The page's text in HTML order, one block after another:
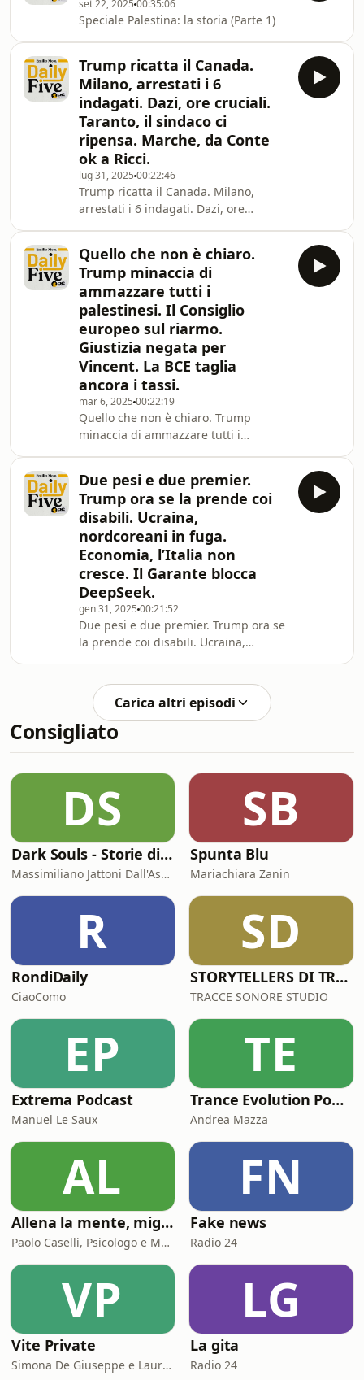
set 22, 2025 00:35:06
Speciale Palestina: la storia (Parte 1)
Trump ricatta il Canada.
Milano, arrestati i 6
indagati. Dazi, ore cruciali.
Taranto, il sindaco ci
ripensa. Marche, da Conte
ok a Ricci.
lug 31, 2025 00:22:46
Trump ricatta il Canada. Milano,
arrestati i 6 indagati. Dazi, ore
condotta, si cambia.Iveco va agli
indiani.Saluti.
Quello che non è chiaro.
Trump minaccia di
ammazzare tutti i
palestinesi. Il Consiglio
europeo sul riarmo.
Giustizia negata per
Vincent. La BCE taglia
ancora i tassi.
mar 6, 2025 00:22:19
Quello che non è chiaro. Trump
minaccia di ammazzare tutti i
La BCE taglia ancora i tassi.
Due pesi e due premier.
Trump ora se la prende coi
disabili. Ucraina,
nordcoreani in fuga.
Economia, l’Italia non
cresce. Il Garante blocca
DeepSeek.
gen 31, 2025 00:21:52
Due pesi e due premier. Trump ora se
la prende coi disabili. Ucraina,
DeepSeek.
Carica altri episodi
Consigliato
DS
Dark Souls - Storie di serial killer
Massimiliano Jattoni Dall'Asén
SB
Spunta Blu
Mariachiara Zanin
R
RondiDaily
CiaoComo
SD
STORYTELLERS DI TRACCESONORE STUDIO
TRACCE SONORE STUDIO
EP
Extrema Podcast
Manuel Le Saux
TE
Trance Evolution Podcast
Andrea Mazza
AL
Allena la mente, migliora la tua vita. Psicologia, mental training e crescita personale
Paolo Caselli, Psicologo e Mental Trainer
FN
Fake news
Radio 24
VP
Vite Private
Simona De Giuseppe e Laura Marinaro
LG
La gita
Radio 24